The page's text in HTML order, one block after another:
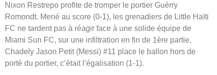
Nixon Restrepo profite de tromper le portier Guérry
Romondt. Mené au score (0-1), les grenadiers de Little Haïti
FC ne tardent pas à réagir face à une solide équipe de
Miami Sun FC, sur une infiltration en fin de 1ère partie,
Chadely Jason Petit (Messi) #11 place le ballon hors de
porté du portier, c’était l’égalisation (1-1).